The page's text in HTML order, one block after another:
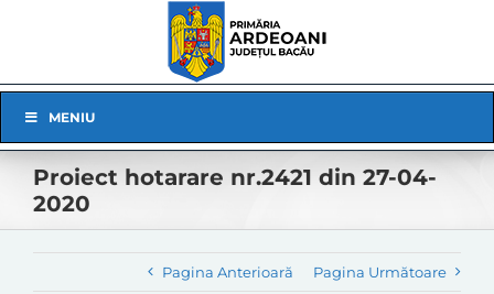
Navigation
MENIU
Proiect hotarare nr.2421 din 27-04-
2020
Pagina Anterioară Pagina Următoare